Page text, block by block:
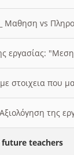
Μαθηση vs
εργασίας:
στοιχεια που
της
teachers